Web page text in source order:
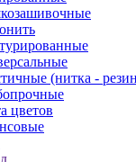
(нитка -
цветов